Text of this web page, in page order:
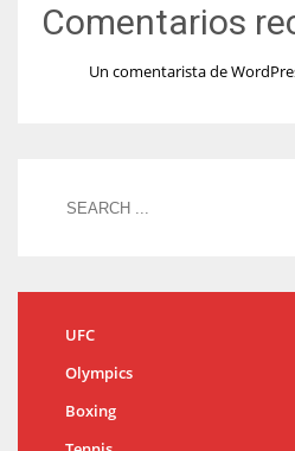
Comentarios
Un comentarista de
UFC
Olympics
Boxing